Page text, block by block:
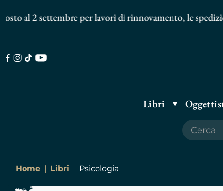
2 settembre per lavori di rinnovamento, le
Libri
Home Libri Psicologia